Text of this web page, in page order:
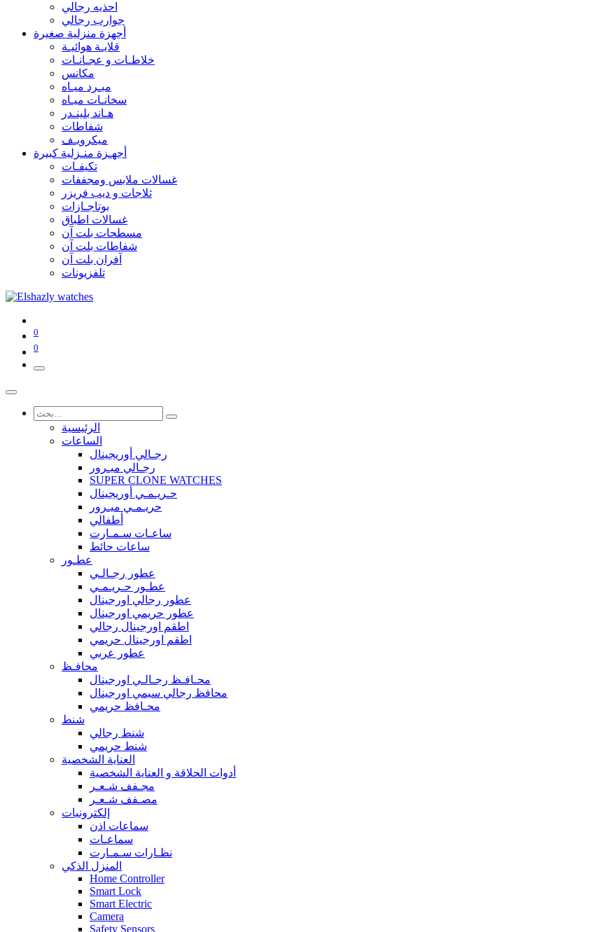
احذيه رجالي
جوارب رجالي
أجهزة منزلية صغيرة
قلايـة هوائيـة
خلاطـات و عجـانـات
مكانس
مبـرد ميـاه
سخانـات ميـاه
هـاند بلينـدر
شفاطات
ميكرويـف
أجهـزة منـزلية كبيرة
تكيفـات
غسالات ملابس ومجففات
ثلاجات و ديب فريزر
بوتاجـازات
غسالات اطباق
مسطحات بلت آن
شفاطات بلت آن
آفران بلت آن
تلفزيونات
0
0
الرئيسية
الساعات
رجـالي أوريجينال
رجـالي ميـرور
SUPER CLONE WATCHES
حـريـمـي أوريجينال
حريـمـي ميـرور
أطفالي
ساعـات سـمـارت
ساعات حائط
عطـور
عطور رجـالـي
عطـور حـريـمـي
عطور رجالي اورجينال
عطور حريمي اورجينال
اطقم اورجينال رجالي
اطقم اورجينال حريمي
عطور عربي
محافـظ
محـافـظ رجـالـي اورجينال
محافظ رجالي سيمي اورجينال
محـافظ حريمي
شنط
شنط رجالي
شنط حريمي
العناية الشخصية
أدوات الحلاقة و العناية الشخصية
مجـفف شـعـر
مصـفف شـعـر
إلكترونيات
سماعات اذن
سماعـات
نظـارات سـمـارت
المنزل الذكي
Home Controller
Smart Lock
Smart Electric
Camera
Safety Sensors